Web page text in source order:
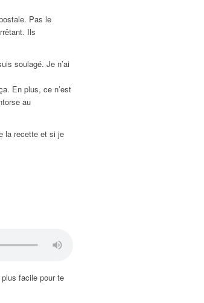
Pas le
Ils
soulagé. Je n’ai
En plus, ce n’est
au
la recette et si je
facile pour te